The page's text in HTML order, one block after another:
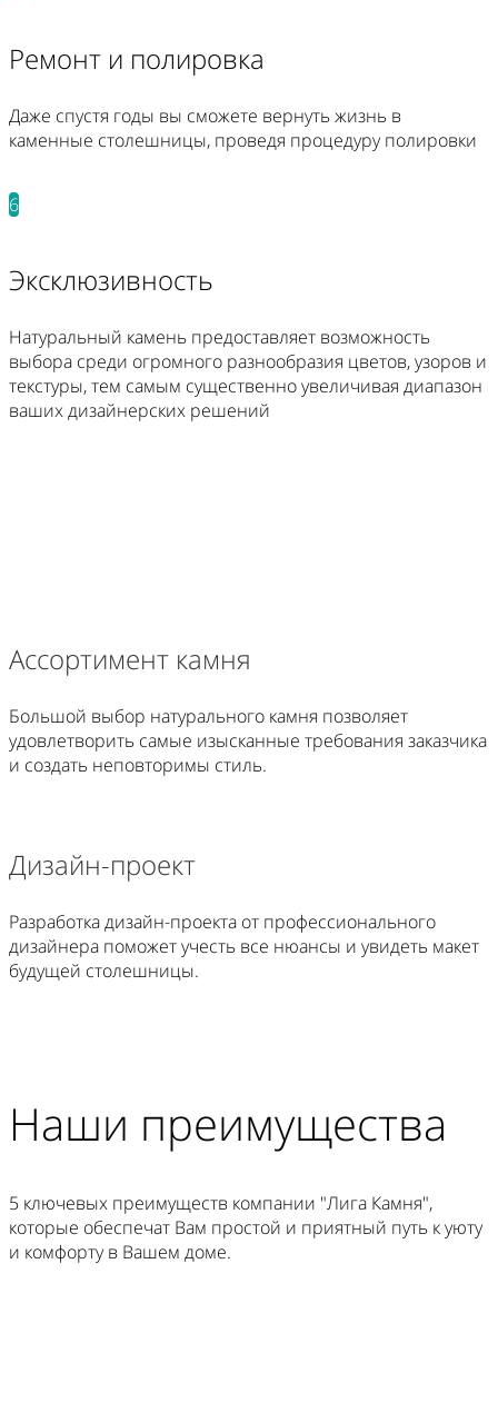
Ремонт и полировка
Даже спустя годы вы сможете вернуть жизнь в
каменные столешницы, проведя процедуру полировки
6
Эксклюзивность
Натуральный камень предоставляет возможность
выбора среди огромного разнообразия цветов, узоров и
текстуры, тем самым существенно увеличивая диапазон
ваших дизайнерских решений
Ассортимент камня
Большой выбор натурального камня позволяет
удовлетворить самые изысканные требования заказчика
и создать неповторимы стиль.
Дизайн-проект
Разработка дизайн-проекта от профессионального
дизайнера поможет учесть все нюансы и увидеть макет
будущей столешницы.
Наши преимущества
5 ключевых преимуществ компании "Лига Камня",
которые обеспечат Вам простой и приятный путь к уюту
и комфорту в Вашем доме.